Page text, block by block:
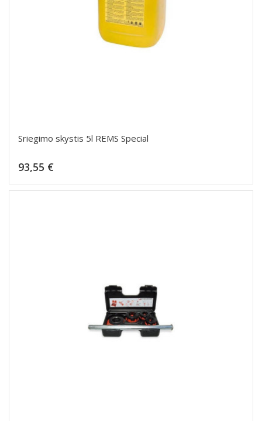
Sriegimo skystis 5l REMS Special
93,55 €